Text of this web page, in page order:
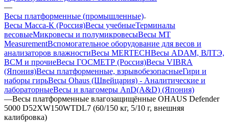
—
Весы платформенные (промышленные)
Весы Масса-К (Россия)Весы учебныеТерминалы
весовыеМикровесы и полумикровесыВесы MT
MeasurementВспомогательное оборудование для весов и
анализаторов влажностиВесы MERTECHВесы ADAM, ВЛТЭ,
BCM и прочиеВесы ГОСМЕТР (Россия)Весы VIBRA
(Япония)Весы платформенные, взрывобезопасныеГири и
наборы гирьВесы Ohaus (Швейцария) - Аналитические и
лабораторныеВесы и влагомеры AnD(A&D) (Япония)
—Весы платформенные влагозащищённые OHAUS Defender
5000 D52XW150WTDL7 (60/150 кг, 5/10 г, внешняя
калибровка)